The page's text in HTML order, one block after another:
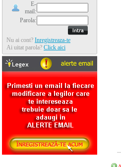
E-
mail:
Parola:
Nu ai cont? Inregistreaza-te
Ai uitat parola? Click aici